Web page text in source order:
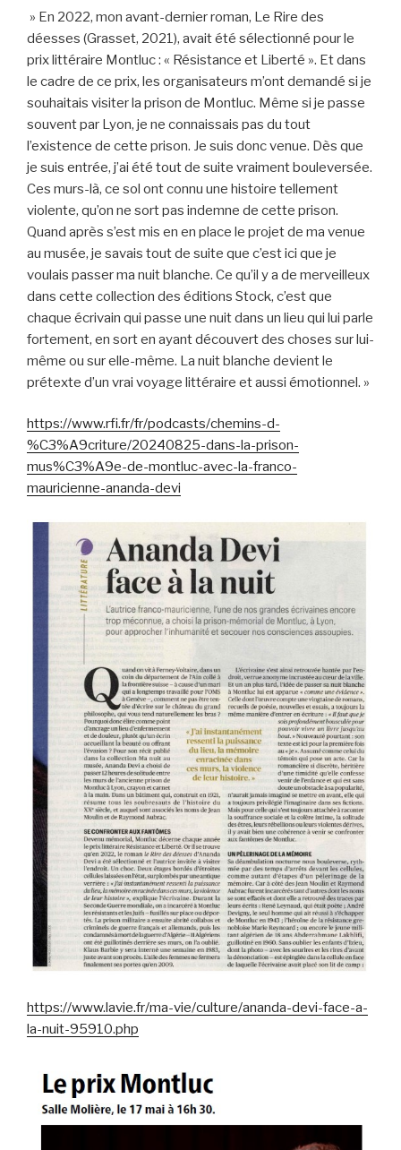
» En 2022, mon avant-dernier roman, Le Rire des
déesses (Grasset, 2021), avait été sélectionné pour le
prix littéraire Montluc : « Résistance et Liberté ». Et dans
le cadre de ce prix, les organisateurs m’ont demandé si je
souhaitais visiter la prison de Montluc. Même si je passe
souvent par Lyon, je ne connaissais pas du tout
l’existence de cette prison. Je suis donc venue. Dès que
je suis entrée, j’ai été tout de suite vraiment bouleversée.
Ces murs-là, ce sol ont connu une histoire tellement
violente, qu’on ne sort pas indemne de cette prison.
Quand après s’est mis en en place le projet de ma venue
au musée, je savais tout de suite que c’est ici que je
voulais passer ma nuit blanche. Ce qu’il y a de merveilleux
dans cette collection des éditions Stock, c’est que
chaque écrivain qui passe une nuit dans un lieu qui lui parle
fortement, en sort en ayant découvert des choses sur lui-
même ou sur elle-même. La nuit blanche devient le
prétexte d’un vrai voyage littéraire et aussi émotionnel. »
https://www.rfi.fr/fr/podcasts/chemins-d-
%C3%A9criture/20240825-dans-la-prison-
mus%C3%A9e-de-montluc-avec-la-franco-
mauricienne-ananda-devi
https://www.lavie.fr/ma-vie/culture/ananda-devi-face-a-
la-nuit-95910.php